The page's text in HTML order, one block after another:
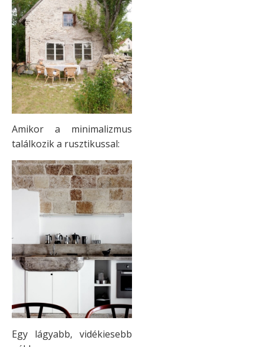
Amikor a minimalizmus
találkozik a rusztikussal:
Egy lágyabb, vidékiesebb